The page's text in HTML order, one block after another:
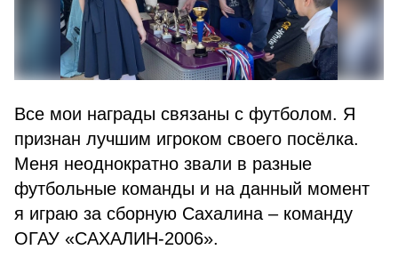
Все мои награды связаны с футболом. Я
признан лучшим игроком своего посёлка.
Меня неоднократно звали в разные
футбольные команды и на данный момент
я играю за сборную Сахалина – команду
ОГАУ «САХАЛИН-2006».